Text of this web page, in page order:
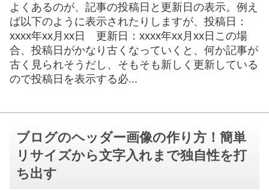
よくあるのが、記事の投稿日と更新日の表示。例え
ば以下のように表示されたりしますが、投稿日：
xxxx年xx月xx日 更新日：xxxx年xx月xx日この場
合、投稿日がかなり古くなっていくと、何か記事が
古く見られそうだし、そもそも新しく更新している
ので投稿日を表示する必...
ブログのヘッダー画像の作り方！簡単
リサイズから文字入れまで独自性を打
ち出す